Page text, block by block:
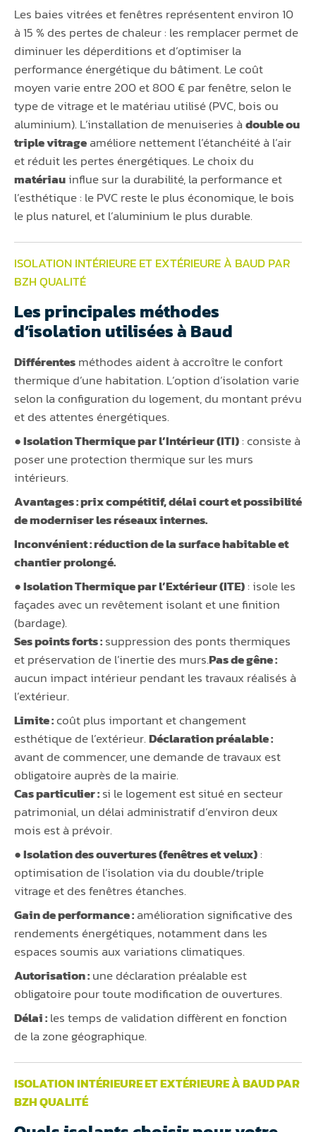
Les baies vitrées et fenêtres représentent environ 10
à 15 % des pertes de chaleur : les remplacer permet de
diminuer les déperditions et d’optimiser la
performance énergétique du bâtiment. Le coût
moyen varie entre 200 et 800 € par fenêtre, selon le
type de vitrage et le matériau utilisé (PVC, bois ou
aluminium). L’installation de menuiseries àdouble ou
triple vitrageaméliore nettement l’étanchéité à l’air
et réduit les pertes énergétiques. Le choix du
matériauinflue sur la durabilité, la performance et
l’esthétique : le PVC reste le plus économique, le bois
le plus naturel, et l’aluminium le plus durable.
ISOLATION INTÉRIEURE ET EXTÉRIEURE À BAUD PAR
BZH QUALITÉ
Les principales méthodes
d’isolation utilisées à Baud
Différentesméthodes aident à accroître le confort
thermique d’une habitation. L’option d’isolation varie
selon la configuration du logement, du montant prévu
et des attentes énergétiques.
● Isolation Thermique par l’Intérieur (ITI): consiste à
poser une protection thermique sur les murs
intérieurs.
Avantages :prix compétitif, délai court et possibilité
de moderniser les réseaux internes.
Inconvénient :réduction de la surface habitable et
chantier prolongé.
● Isolation Thermique par l’Extérieur (ITE): isole les
façades avec un revêtement isolant et une finition
(bardage).
Ses points forts :suppression des ponts thermiques
et préservation de l’inertie des murs.Pas de gêne :
aucun impact intérieur pendant les travaux réalisés à
l’extérieur.
Limite :coût plus important et changement
esthétique de l’extérieur.Déclaration préalable :
avant de commencer, une demande de travaux est
obligatoire auprès de la mairie.
Cas particulier :si le logement est situé en secteur
patrimonial, un délai administratif d’environ deux
mois est à prévoir.
● Isolation des ouvertures (fenêtres et velux):
optimisation de l’isolation via du double/triple
vitrage et des fenêtres étanches.
Gain de performance :amélioration significative des
rendements énergétiques, notamment dans les
espaces soumis aux variations climatiques.
Autorisation :une déclaration préalable est
obligatoire pour toute modification de ouvertures.
Délai :les temps de validation diffèrent en fonction
de la zone géographique.
ISOLATION INTÉRIEURE ET EXTÉRIEURE À BAUD PAR
BZH QUALITÉ